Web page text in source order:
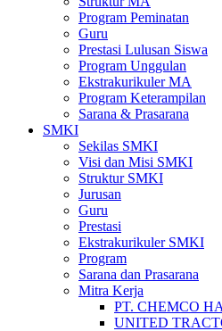
Program Peminatan
Guru
Prestasi Lulusan Siswa
Program Unggulan
Ekstrakurikuler MA
Program Keterampilan
Sarana & Prasarana
SMKI
Sekilas SMKI
Visi dan Misi SMKI
Struktur SMKI
Jurusan
Guru
Prestasi
Ekstrakurikuler SMKI
Program
Sarana dan Prasarana
Mitra Kerja
PT. CHEMCO
UNITED